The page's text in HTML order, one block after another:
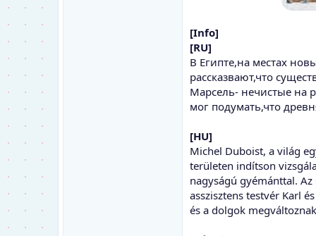
[Info]
[RU]
В Египте,на местах
рассказвают,что
Марсель- нечистые на
мог подумать,что
[HU]
Michel Duboist, a világ
területen indítson
nagyságú gyémánttal.
asszisztens testvér Karl
és a dolgok